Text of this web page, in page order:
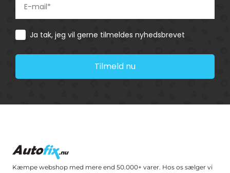
Consent
Ja tak, jeg vil gerne tilmeldes nyhedsbrevet
Tilmeld nu
Kæmpe webshop med mere end 50.000+ varer. Hos os sælger vi